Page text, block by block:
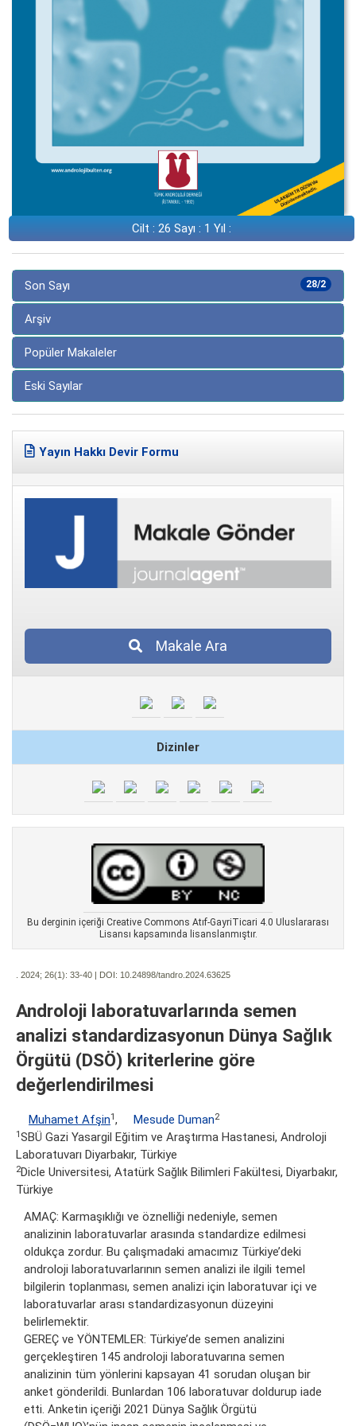
Cilt : 26 Sayı : 1 Yıl :
28/2
Son Sayı
Arşiv
Popüler Makaleler
Eski Sayılar
Yayın Hakkı Devir Formu
Makale Ara
Dizinler
Bu derginin içeriği Creative Commons Atıf-GayriTicari 4.0 Uluslararası
Lisansı kapsamında lisanslanmıştır.
. 2024; 26(1): 33-40 | DOI: 10.24898/tandro.2024.63625
Androloji laboratuvarlarında semen
analizi standardizasyonun Dünya Sağlık
Örgütü (DSÖ) kriterlerine göre
değerlendirilmesi
Muhamet Afşin1, Mesude Duman2
1SBÜ Gazi Yasargil Eğitim ve Araştırma Hastanesi, Androloji
Laboratuvarı Diyarbakır, Türkiye
2Dicle Universitesi, Atatürk Sağlık Bilimleri Fakültesi, Diyarbakır,
Türkiye
AMAÇ: Karmaşıklığı ve öznelliği nedeniyle, semen
analizinin laboratuvarlar arasında standardize edilmesi
oldukça zordur. Bu çalışmadaki amacımız Türkiye’deki
androloji laboratuvarlarının semen analizi ile ilgili temel
bilgilerin toplanması, semen analizi için laboratuvar içi ve
laboratuvarlar arası standardizasyonun düzeyini
belirlemektir.
GEREÇ ve YÖNTEMLER: Türkiye’de semen analizini
gerçekleştiren 145 androloji laboratuvarına semen
analizinin tüm yönlerini kapsayan 41 sorudan oluşan bir
anket gönderildi. Bunlardan 106 laboratuvar doldurup iade
etti. Anketin içeriği 2021 Dünya Sağlık Örgütü